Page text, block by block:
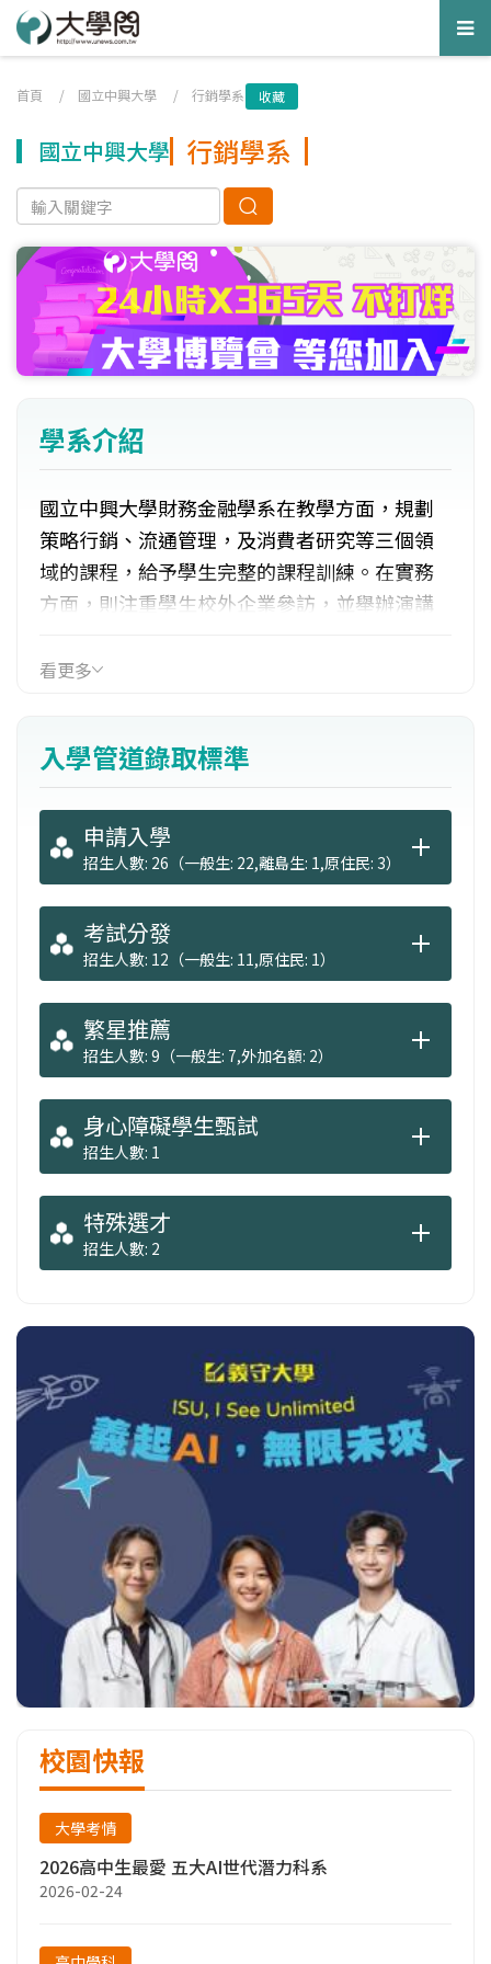
首頁 / 國立中興大學 / 行銷學系 收藏
國立中興大學 行銷學系
學系介紹
國立中興大學財務金融學系在教學方面，規劃
策略行銷、流通管理，及消費者研究等三個領
域的課程，給予學生完整的課程訓練。在實務
方面，則注重學生校外企業參訪，並舉辦演講
為培養學生的國際觀，配合本校簽訂之國外大
方面，更與政府機關、產業公會、研究單位等
機構合作，執行相關研究計畫。
看更多
入學管道錄取標準
申請入學
招生人數: 26（一般生: 22,離島生: 1,原住民: 3）
考試分發
招生人數: 12（一般生: 11,原住民: 1）
繁星推薦
招生人數: 9（一般生: 7,外加名額: 2）
身心障礙學生甄試
招生人數: 1
特殊選才
招生人數: 2
校園快報
大學考情
2026高中生最愛 五大AI世代潛力科系
2026-02-24